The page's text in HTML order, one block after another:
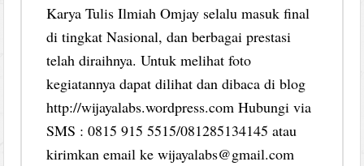
Karya Tulis Ilmiah Omjay selalu masuk final
di tingkat Nasional, dan berbagai prestasi
telah diraihnya. Untuk melihat foto
kegiatannya dapat dilihat dan dibaca di blog
http://wijayalabs.wordpress.com Hubungi via
SMS : 0815 915 5515/081285134145 atau
kirimkan email ke wijayalabs@gmail.com